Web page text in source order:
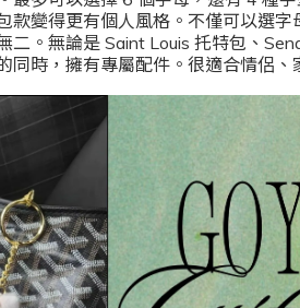
款變得更有個人風格。不僅可以選
二。無論是 Saint Louis 托特包、
時，擁有專屬配件。很適合情侶、